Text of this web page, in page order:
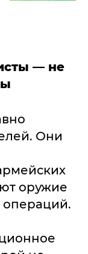
— не
Они
оружие
операций.